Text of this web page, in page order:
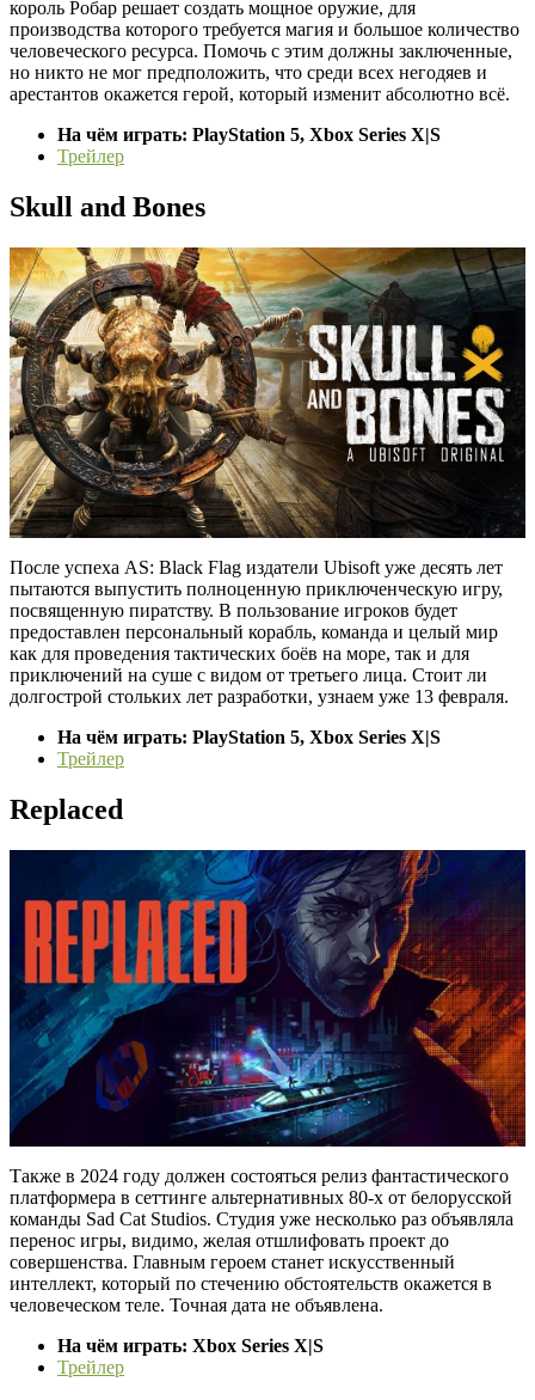
король Робар решает создать мощное оружие, для
производства которого требуется магия и большое количество
человеческого ресурса. Помочь с этим должны заключенные,
но никто не мог предположить, что среди всех негодяев и
арестантов окажется герой, который изменит абсолютно всё.
На чём играть: PlayStation 5, Xbox Series X|S
Трейлер
Skull and Bones
После успеха AS: Black Flag издатели Ubisoft уже десять лет
пытаются выпустить полноценную приключенческую игру,
посвященную пиратству. В пользование игроков будет
предоставлен персональный корабль, команда и целый мир
как для проведения тактических боёв на море, так и для
приключений на суше с видом от третьего лица. Стоит ли
долгострой стольких лет разработки, узнаем уже 13 февраля.
На чём играть: PlayStation 5, Xbox Series X|S
Трейлер
Replaced
Также в 2024 году должен состояться релиз фантастического
платформера в сеттинге альтернативных 80-х от белорусской
команды Sad Cat Studios. Студия уже несколько раз объявляла
перенос игры, видимо, желая отшлифовать проект до
совершенства. Главным героем станет искусственный
интеллект, который по стечению обстоятельств окажется в
человеческом теле. Точная дата не объявлена.
На чём играть: Xbox Series X|S
Трейлер